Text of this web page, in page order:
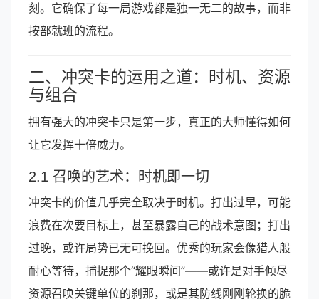
刻。它确保了每一局游戏都是独一无二的故事，而非
按部就班的流程。
二、冲突卡的运用之道：时机、资源
与组合
拥有强大的冲突卡只是第一步，真正的大师懂得如何
让它发挥十倍威力。
2.1 召唤的艺术：时机即一切
冲突卡的价值几乎完全取决于时机。打出过早，可能
浪费在次要目标上，甚至暴露自己的战术意图；打出
过晚，或许局势已无可挽回。优秀的玩家会像猎人般
耐心等待，捕捉那个“耀眼瞬间”——或许是对手倾尽
资源召唤关键单位的刹那，或是其防线刚刚轮换的脆